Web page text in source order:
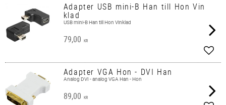
Adapter USB mini-B Han till Hon Vin
klad
USB mini-B Han till Hon Vinklad
79,00 KR
Add
Adapter VGA Hon - DVI Han
Analog DVI - analog VGA Han - Hon
89,00 KR